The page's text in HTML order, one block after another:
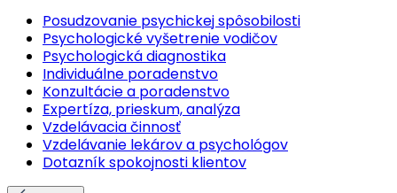
Posudzovanie psychickej spôsobilosti
Psychologické vyšetrenie vodičov
Psychologická diagnostika
Individuálne poradenstvo
Konzultácie a poradenstvo
Expertíza, prieskum, analýza
Vzdelávacia činnosť
Vzdelávanie lekárov a psychológov
Dotazník spokojnosti klientov